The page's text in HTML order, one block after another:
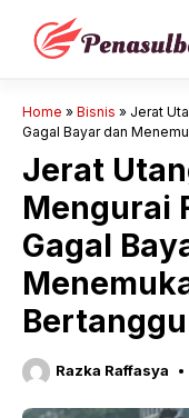
Langsung
Home » Bisnis » Jerat
Gagal Bayar dan
Jerat
Mengurai
Gagal
Razka Raffasya